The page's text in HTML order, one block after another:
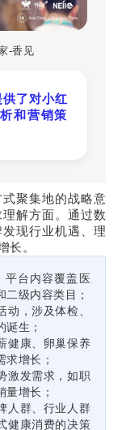
-香见
供了对小红
和营销策
聚集地的战略意
解方面。通过数
现行业机遇、理
长。
平台内容覆盖医
级内容类目；
动，涉及体检、
生；
健康、卵巢保养
增长；
激发需求，如职
增长；
人群、行业人群
健康消费的决策